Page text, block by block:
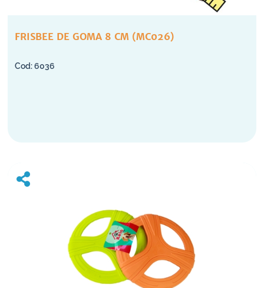
FRISBEE DE GOMA 8 CM (MC026)
6036